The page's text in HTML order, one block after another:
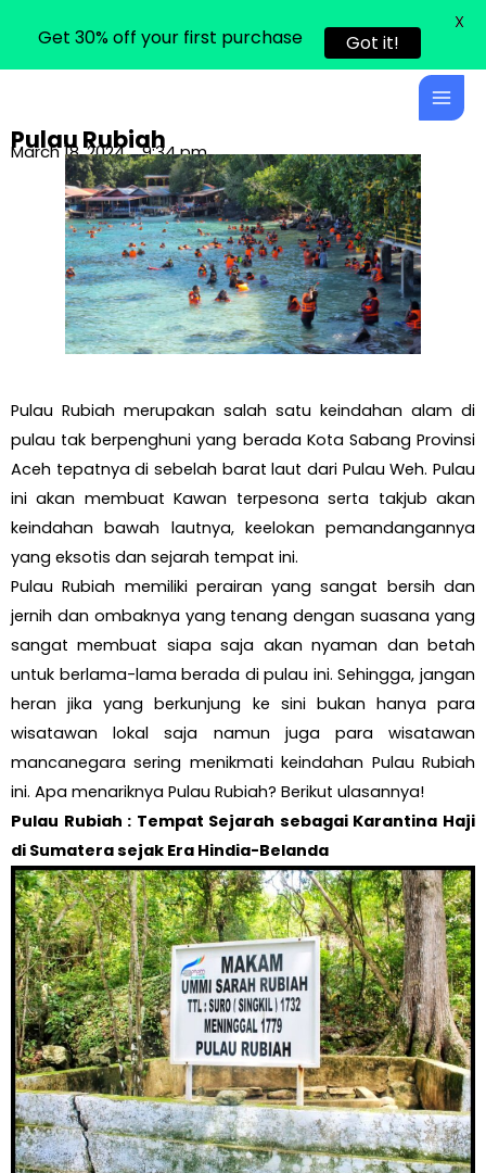
content
Main
Pulau Rubiah
March 18, 2024 9:34 pm
Pulau Rubiah merupakan salah satu keindahan alam di
pulau tak berpenghuni yang berada Kota Sabang Provinsi
Aceh tepatnya di sebelah barat laut dari Pulau Weh. Pulau
ini akan membuat Kawan terpesona serta takjub akan
keindahan bawah lautnya, keelokan pemandangannya
yang eksotis dan sejarah tempat ini.
Pulau Rubiah memiliki perairan yang sangat bersih dan
jernih dan ombaknya yang tenang dengan suasana yang
sangat membuat siapa saja akan nyaman dan betah
untuk berlama-lama berada di pulau ini. Sehingga, jangan
heran jika yang berkunjung ke sini bukan hanya para
wisatawan lokal saja namun juga para wisatawan
mancanegara sering menikmati keindahan Pulau Rubiah
ini. Apa menariknya Pulau Rubiah? Berikut ulasannya!
Pulau Rubiah : Tempat Sejarah sebagai Karantina Haji
di Sumatera sejak Era Hindia-Belanda
Get 30% off your first purchase Got it!
X